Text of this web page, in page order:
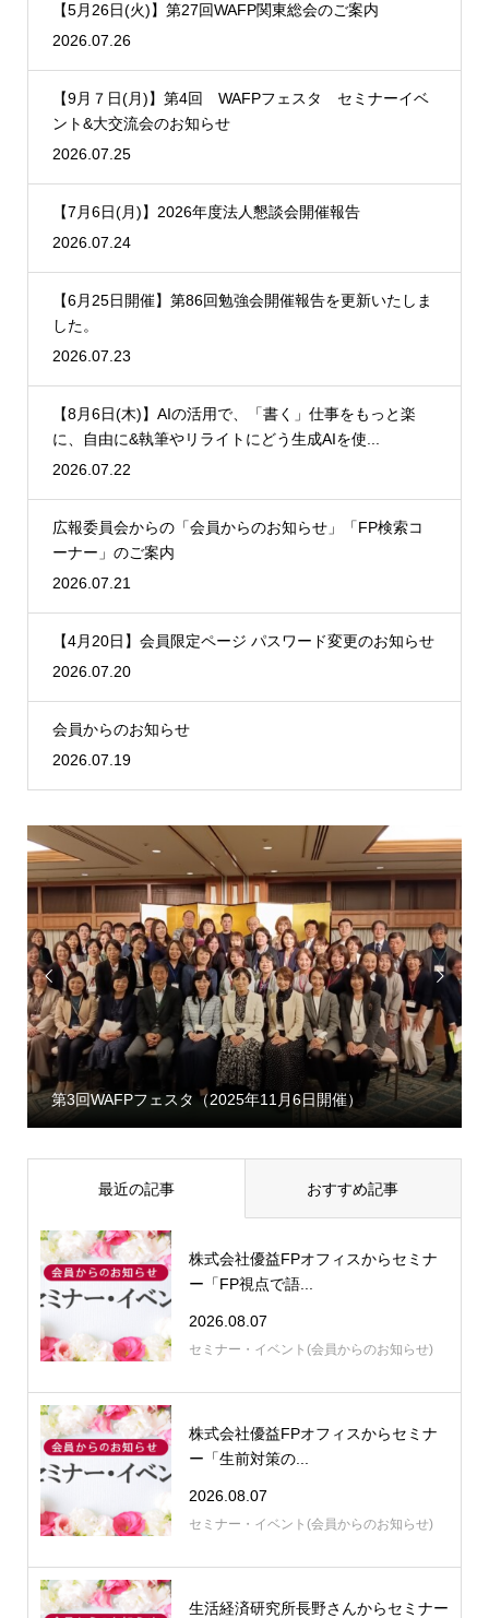
【5月26日(火)】第27回WAFP関東総会のご案内
2026.07.26
【9月７日(月)】第4回 WAFPフェスタ セミナーイベ
ント&大交流会のお知らせ
2026.07.25
【7月6日(月)】2026年度法人懇談会開催報告
2026.07.24
【6月25日開催】第86回勉強会開催報告を更新いたしま
した。
2026.07.23
【8月6日(木)】AIの活用で、「書く」仕事をもっと楽
に、自由に&執筆やリライトにどう生成AIを使...
2026.07.22
広報委員会からの「会員からのお知らせ」「FP検索コ
ーナー」のご案内
2026.07.21
【4月20日】会員限定ページ パスワード変更のお知らせ
2026.07.20
会員からのお知らせ
2026.07.19

第3回WAFPフェスタ（2025年11月6日開催）

最近の記事 おすすめ記事
株式会社優益FPオフィスからセミナ
ー「FP視点で語...
2026.08.07
セミナー・イベント(会員からのお知らせ)
株式会社優益FPオフィスからセミナ
ー「生前対策の...
2026.08.07
セミナー・イベント(会員からのお知らせ)
生活経済研究所長野さんからセミナー